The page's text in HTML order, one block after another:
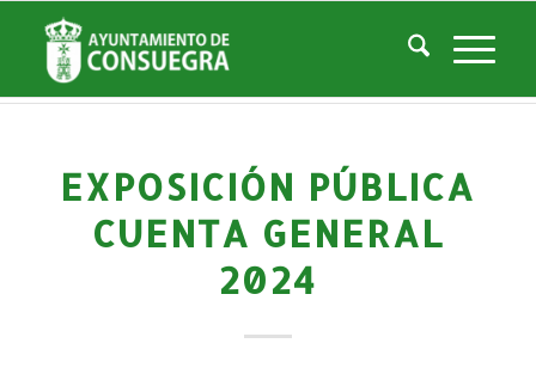
Noticias
Usted está aquí: Inicio / Noticias
Economía y Hacienda / Exposición pública Cuenta General 2024
EXPOSICIÓN PÚBLICA
CUENTA GENERAL
2024